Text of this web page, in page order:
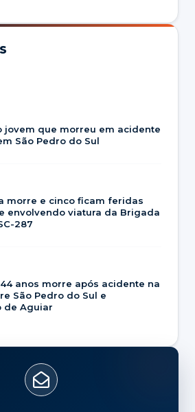
jovem que morreu em acidente
São Pedro do Sul
morre e cinco ficam feridas
envolvendo viatura da Brigada
287
anos morre após acidente na
São Pedro do Sul e
de Aguiar